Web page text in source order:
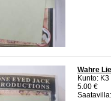
Wahre
Kunto:
5.00 €